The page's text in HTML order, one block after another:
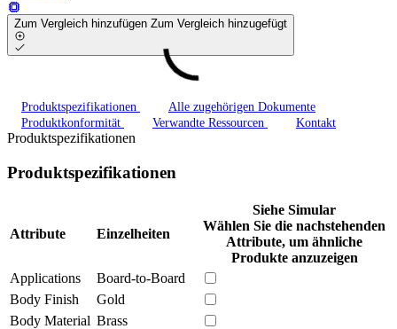
Zum Vergleich hinzufügen Zum Vergleich hinzugefügt
Produktspezifikationen
Alle zugehörigen Dokumente
Produktkonformität
Verwandte Ressourcen Kontakt
Produktspezifikationen
Produktspezifikationen
Attribute Einzelheiten
Siehe Simular
Wählen Sie die nachstehenden
Attribute, um ähnliche
Produkte anzuzeigen
Applications
Board-to-Board
Body Finish
Gold
Body Material Brass